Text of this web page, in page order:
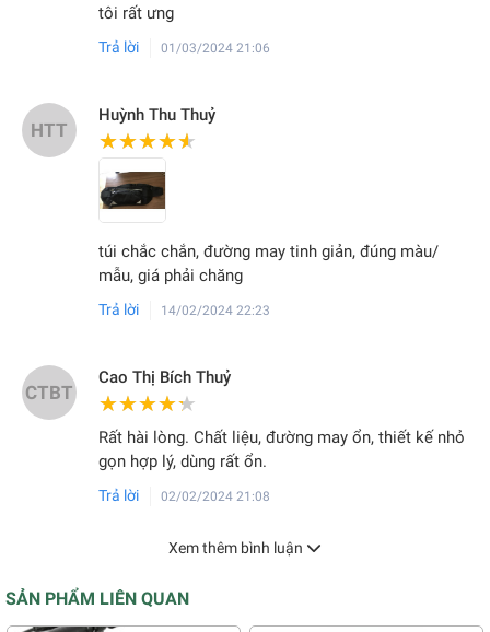
tôi rất ưng
Trả lời 01/03/2024 21:06
HTT
Huỳnh Thu Thuỷ
★★★★★
★★★★★
túi chắc chắn, đường may tinh giản, đúng màu/
mẫu, giá phải chăng
Trả lời 14/02/2024 22:23
CTBT
Cao Thị Bích Thuỷ
★★★★★
★★★★★
Rất hài lòng. Chất liệu, đường may ổn, thiết kế nhỏ
gọn hợp lý, dùng rất ổn.
Trả lời 02/02/2024 21:08
Xem thêm bình luận
SẢN PHẨM LIÊN QUAN